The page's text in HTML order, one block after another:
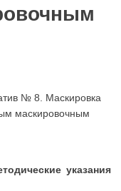
№ 8. Маскировка
маскировочным
указания